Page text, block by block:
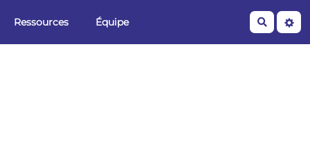
Ressources Équipe